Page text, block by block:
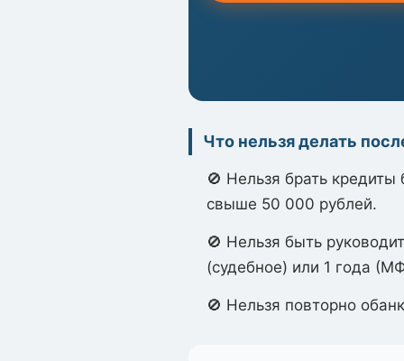
Что нельзя делать
🚫 Нельзя брать
свыше 50 000 рублей.
🚫 Нельзя быть
(судебное) или 1 года
🚫 Нельзя повторно